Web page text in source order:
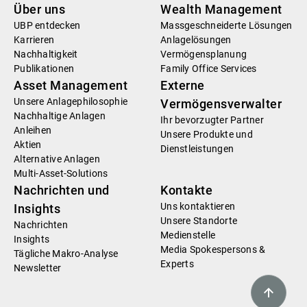
Über uns
UBP entdecken
Karrieren
Nachhaltigkeit
Publikationen
Wealth Management
Massgeschneiderte Lösungen
Anlagelösungen
Vermögensplanung
Family Office Services
Asset Management
Unsere Anlagephilosophie
Nachhaltige Anlagen
Anleihen
Aktien
Alternative Anlagen
Multi-Asset-Solutions
Externe
Vermögensverwalter
Ihr bevorzugter Partner
Unsere Produkte und
Dienstleistungen
Nachrichten und
Insights
Nachrichten
Insights
Tägliche Makro-Analyse
Newsletter
Kontakte
Uns kontaktieren
Unsere Standorte
Medienstelle
Media Spokespersons &
Experts